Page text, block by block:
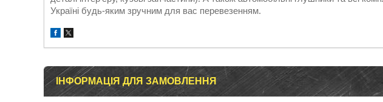
Україні будь-яким зручним для вас перевезенням.
ІНФОРМАЦІЯ ДЛЯ ЗАМОВЛЕННЯ